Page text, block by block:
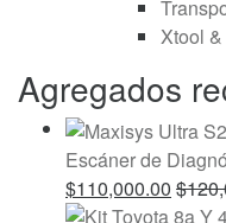
Xtool
Agregados
Escáner de
$110,000.00 $